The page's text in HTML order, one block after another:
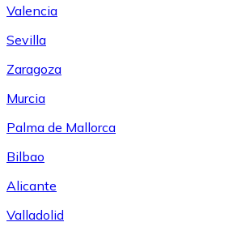
Valencia
Sevilla
Zaragoza
Murcia
Palma de Mallorca
Bilbao
Alicante
Valladolid